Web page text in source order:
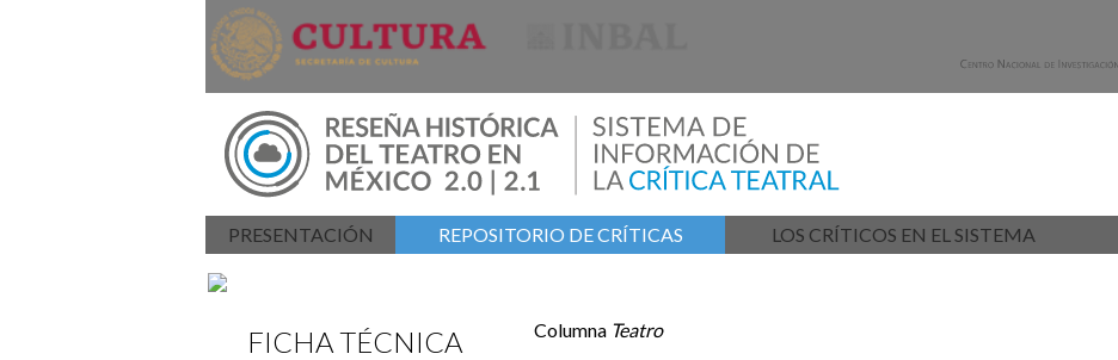
PRESENTACIÓN REPOSITORIO DE CRÍTICAS LOS CRÍTICOS EN EL SISTEMA
FICHA TÉCNICA
Columna Teatro